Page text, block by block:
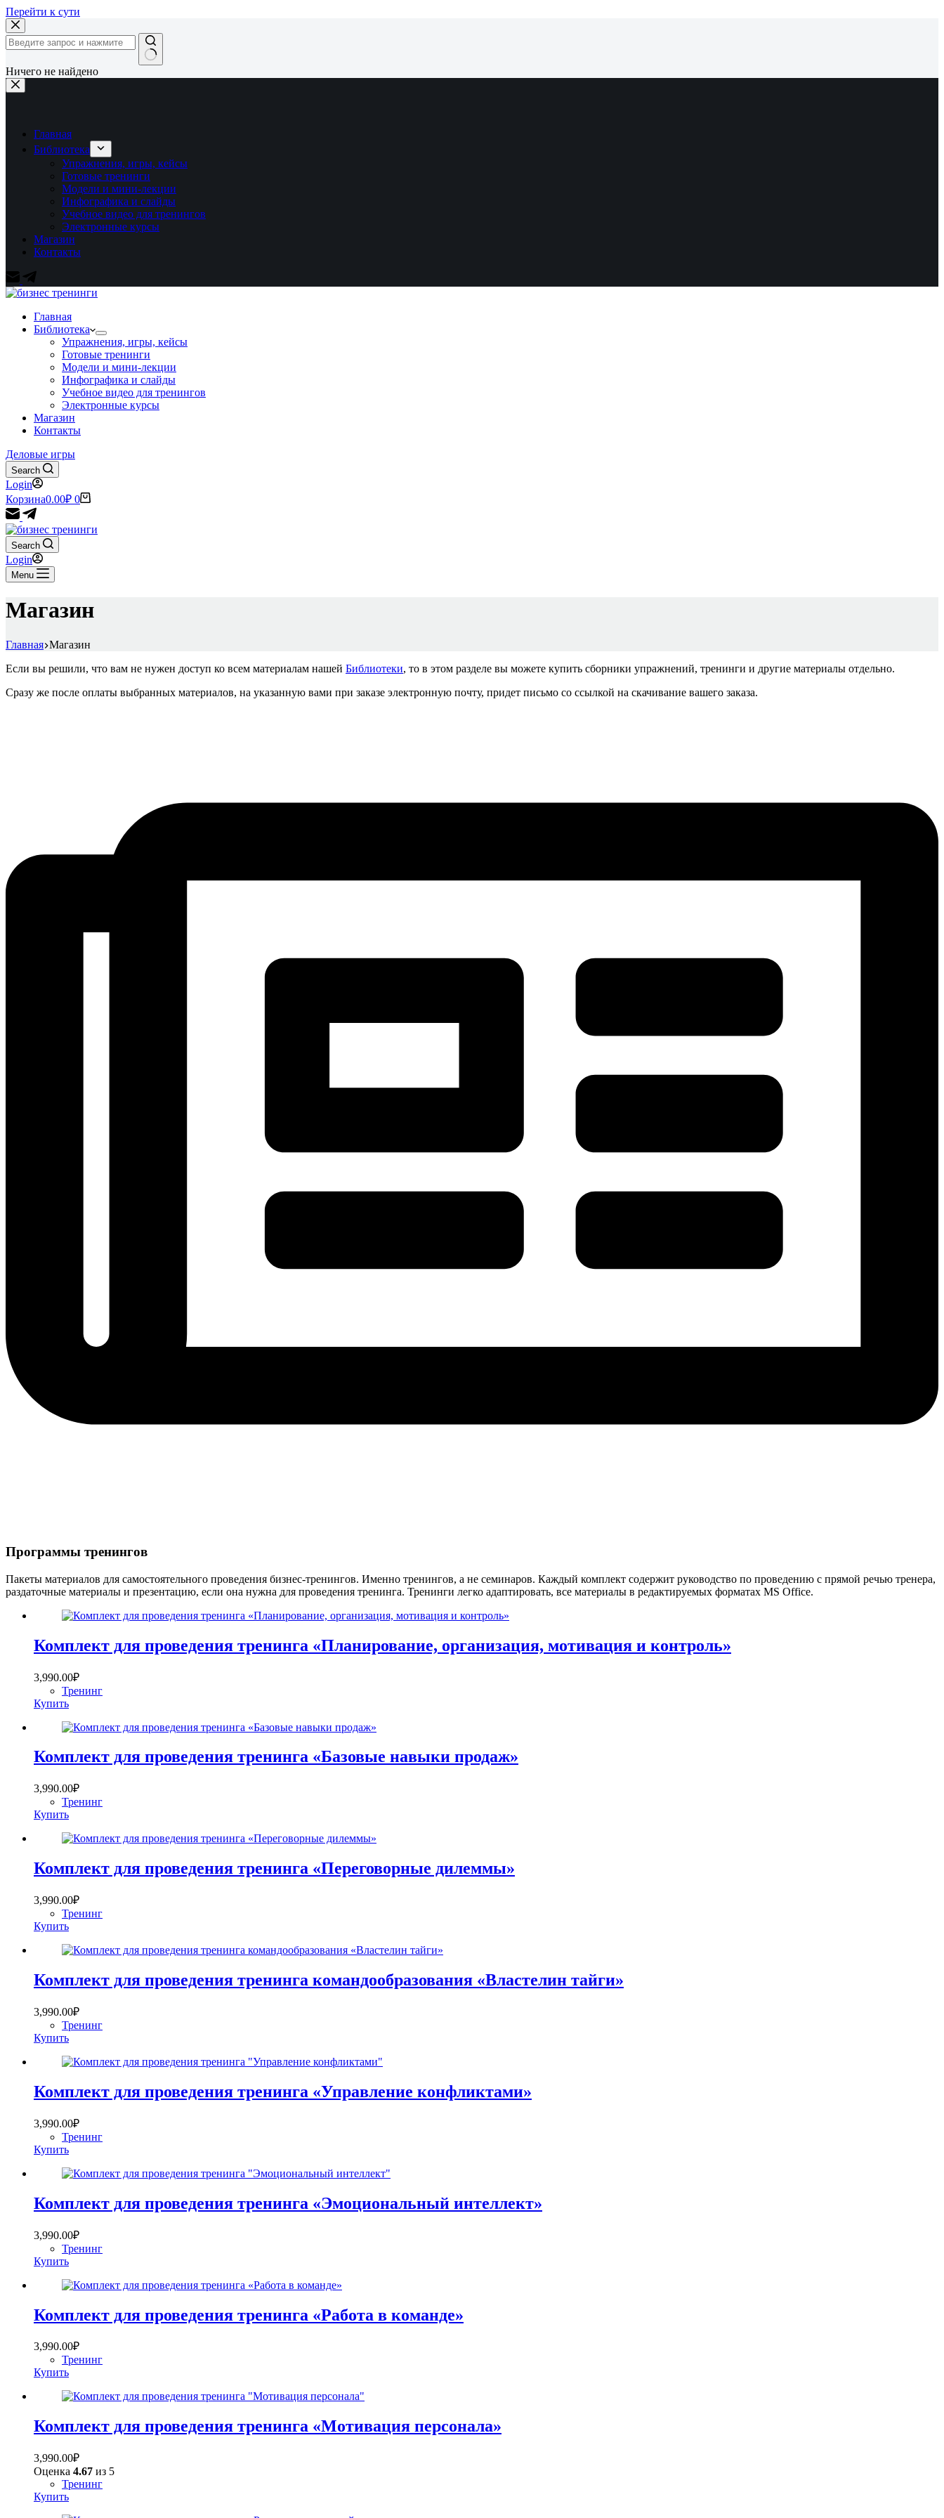
Перейти к сути
Ничего не найдено
Главная
Библиотека
Упражнения, игры, кейсы
Готовые тренинги
Модели и мини-лекции
Инфографика и слайды
Учебное видео для тренингов
Электронные курсы
Магазин
Контакты
Главная
Библиотека
Упражнения, игры, кейсы
Готовые тренинги
Модели и мини-лекции
Инфографика и слайды
Учебное видео для тренингов
Электронные курсы
Магазин
Контакты
Деловые игры
Search
Login
Корзина0.00₽ 0
Search
Login
Menu
Магазин
Главная Магазин
Если вы решили, что вам не нужен доступ ко всем материалам нашей Библиотеки, то в этом разделе вы можете купить сборники упражнений, тренинги и другие материалы отдельно.
Сразу же после оплаты выбранных материалов, на указанную вами при заказе электронную почту, придет письмо со ссылкой на скачивание вашего заказа.
Программы тренингов
Пакеты материалов для самостоятельного проведения бизнес-тренингов. Именно тренингов, а не семинаров. Каждый комплект содержит руководство по проведению с прямой речью тренера,
раздаточные материалы и презентацию, если она нужна для проведения тренинга. Тренинги легко адаптировать, все материалы в редактируемых форматах MS Office.
Комплект для проведения тренинга «Планирование, организация, мотивация и контроль»
3,990.00₽
Тренинг
Купить
Комплект для проведения тренинга «Базовые навыки продаж»
3,990.00₽
Тренинг
Купить
Комплект для проведения тренинга «Переговорные дилеммы»
3,990.00₽
Тренинг
Купить
Комплект для проведения тренинга командообразования «Властелин тайги»
3,990.00₽
Тренинг
Купить
Комплект для проведения тренинга «Управление конфликтами»
3,990.00₽
Тренинг
Купить
Комплект для проведения тренинга «Эмоциональный интеллект»
3,990.00₽
Тренинг
Купить
Комплект для проведения тренинга «Работа в команде»
3,990.00₽
Тренинг
Купить
Комплект для проведения тренинга «Мотивация персонала»
3,990.00₽
Оценка 4.67 из 5
Тренинг
Купить